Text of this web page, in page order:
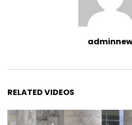
RELATED VIDEOS